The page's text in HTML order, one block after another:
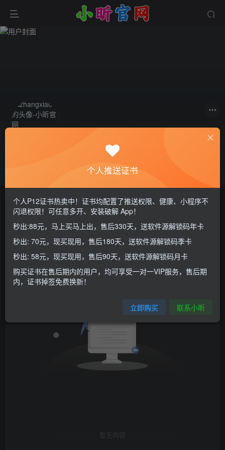
这家伙很懒，什么都没有写...
私信
文章0 收藏0 评论1 版块0 帖子 0 粉丝0
暂无内容
个人推送证书
个人P12证书热卖中！证书均配置了推送权限、健康、小程序不
闪退权限！可任意多开、安装破解 App！
秒出:88元，马上买马上出，售后330天，送软件源解锁码年卡
秒出: 70元，现买现用，售后180天，送软件源解锁码季卡
秒出: 58元，现买现用，售后90天，送软件源解锁码月卡
购买证书在售后期内的用户，均可享受一对一VIP服务，售后期
内，证书掉签免费换新！
立即购买 联系小昕